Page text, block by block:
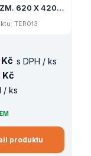
620 X 420 X
TER013
s DPH / ks
/ ks
produktu